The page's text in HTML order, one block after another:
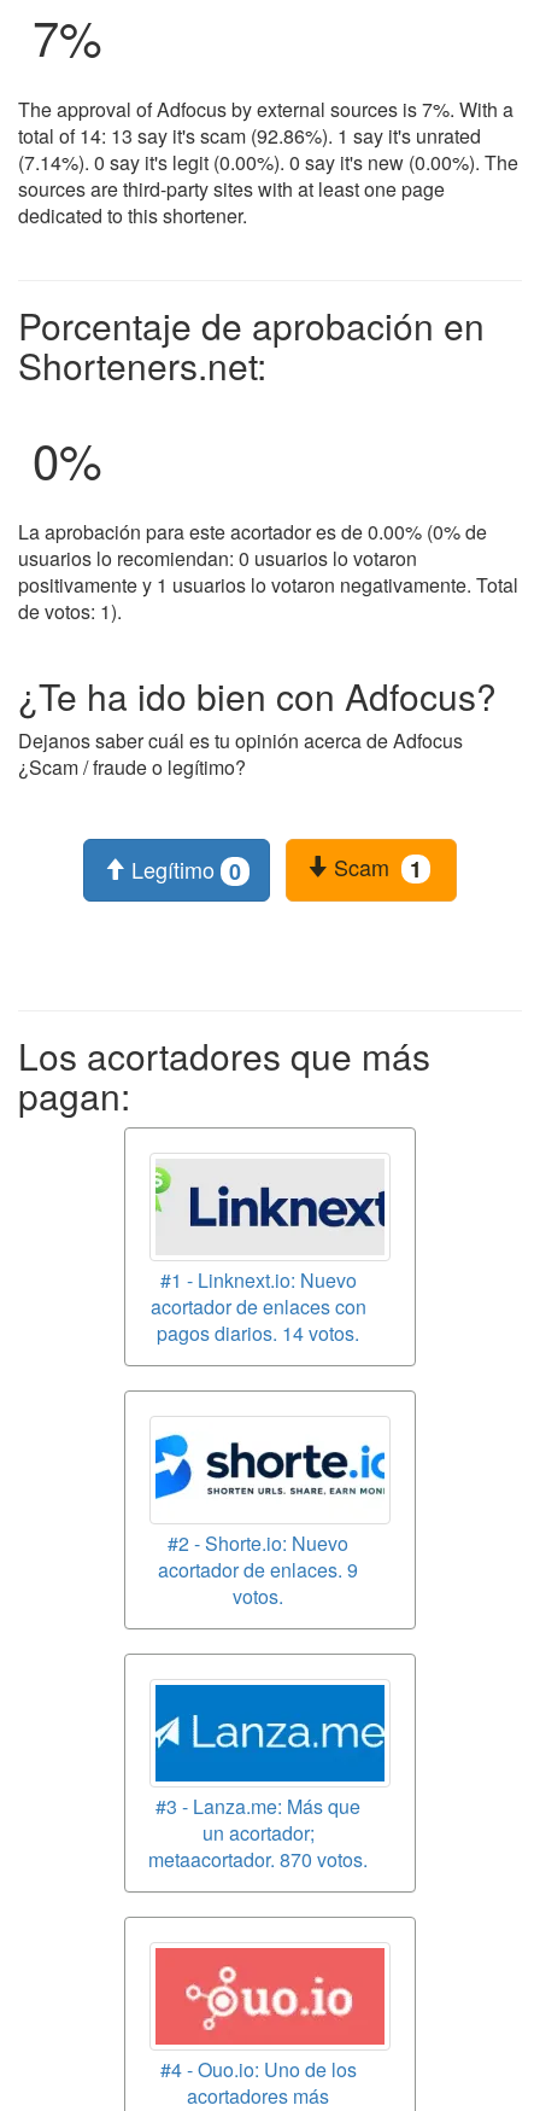
7%
The approval of Adfocus by external sources is 7%. With a
total of 14: 13 say it's scam (92.86%). 1 say it's unrated
(7.14%). 0 say it's legit (0.00%). 0 say it's new (0.00%). The
sources are third-party sites with at least one page
dedicated to this shortener.
Porcentaje de aprobación en
Shorteners.net:
0%
La aprobación para este acortador es de 0.00% (0% de
usuarios lo recomiendan: 0 usuarios lo votaron
positivamente y 1 usuarios lo votaron negativamente. Total
de votos: 1).
¿Te ha ido bien con Adfocus?
Dejanos saber cuál es tu opinión acerca de Adfocus
¿Scam / fraude o legítimo?
Legítimo 0 Scam 1
Los acortadores que más
pagan:
#1 - Linknext.io: Nuevo
acortador de enlaces con
pagos diarios. 14 votos.
#2 - Shorte.io: Nuevo
acortador de enlaces. 9
votos.
#3 - Lanza.me: Más que
un acortador;
metaacortador. 870 votos.
#4 - Ouo.io: Uno de los
acortadores más